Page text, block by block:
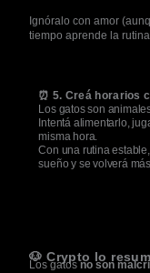
Ignóralo con amor
tiempo aprende la
⏰ 5. Creá horarios
Los gatos son
Intentá alimentarlo,
misma hora.
Con una rutina
sueño y se volverá
🐶 Crypto lo
Los gatosno son